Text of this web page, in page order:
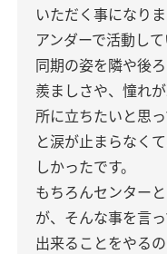
いただく事になりま
アンダーで活動し
同期の姿を隣や後
羨ましさや、憧れ
所に立ちたいと思
と涙が止まらなくて
しかったです。
もちろんセンター
が、そんな事を言
出来ることをやる